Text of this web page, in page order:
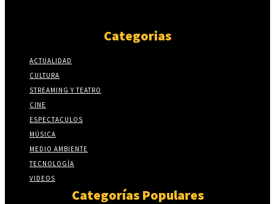
Categorias
ACTUALIDAD
CULTURA
STREAMING Y TEATRO
CINE
ESPECTACULOS
MÚSICA
MEDIO AMBIENTE
TECNOLOGÍA
VIDEOS
Categorías Populares